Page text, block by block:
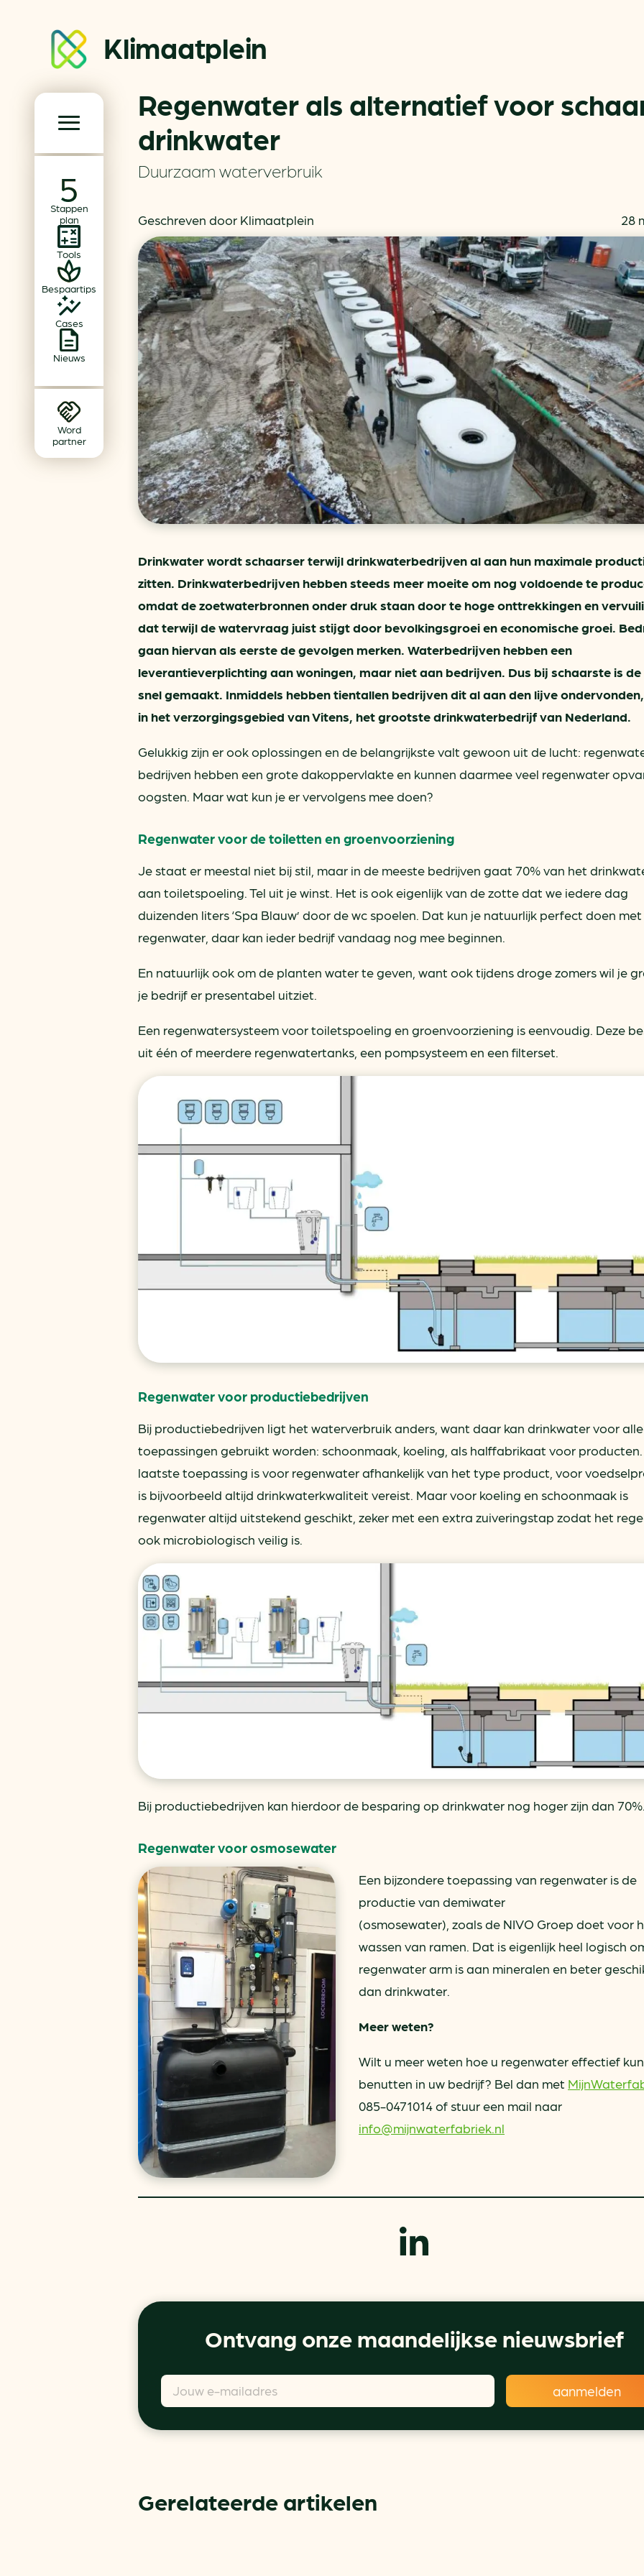
Klimaatplein
Stappen
plan
Tools
Bespaartips
Cases
Nieuws
Word
partner
Klimaatplein
Hoofd­navigatie
Partners
Word partner
Contact
Events
Nieuwsbrief
Dossiers
Achtergrond klimaatverandering
Beprijzing van CO2
Ondernemen zonder aardgas
Verduurzamen bedrijventerrein
Klimaattransitie op wijkniveau
Besparen
In je gebouw
Op vervoer
In de bedrijfsvoering
MKB energie
Terugverdien­tijden
Subsidiewijzer voor
Voorkomen van
Autobrandstof besparen
Verlichtingscan
Wegwijzers energie
Hergebruiken of
voor het MKB
Energie besparen op uw
Regenwater als alternatief voor
drinkwater
Duurzaam waterverbruik
Geschreven door Klimaatplein 28
Drinkwater wordt schaarser terwijl drinkwaterbedrijven al aan hun maximale
zitten. Drinkwaterbedrijven hebben steeds meer moeite om nog voldoende te
omdat de zoetwaterbronnen onder druk staan door te hoge onttrekkingen en
dat terwijl de watervraag juist stijgt door bevolkingsgroei en economische groei.
gaan hiervan als eerste de gevolgen merken. Waterbedrijven hebben een
leverantieverplichting aan woningen, maar niet aan bedrijven. Dus bij schaarste is de
snel gemaakt. Inmiddels hebben tientallen bedrijven dit al aan den lijve
in het verzorgingsgebied van Vitens, het grootste drinkwaterbedrijf van Nederland.
Gelukkig zijn er ook oplossingen en de belangrijkste valt gewoon uit de lucht:
bedrijven hebben een grote dakoppervlakte en kunnen daarmee veel regenwater
oogsten. Maar wat kun je er vervolgens mee doen?
Regenwater voor de toiletten en groenvoorziening
Je staat er meestal niet bij stil, maar in de meeste bedrijven gaat 70% van het
aan toiletspoeling. Tel uit je winst. Het is ook eigenlijk van de zotte dat we iedere dag
duizenden liters ‘Spa Blauw’ door de wc spoelen. Dat kun je natuurlijk perfect doen met
regenwater, daar kan ieder bedrijf vandaag nog mee beginnen.
En natuurlijk ook om de planten water te geven, want ook tijdens droge zomers wil je
je bedrijf er presentabel uitziet.
Een regenwatersysteem voor toiletspoeling en groenvoorziening is eenvoudig. Deze
uit één of meerdere regenwatertanks, een pompsysteem en een filterset.
Regenwater voor productiebedrijven
Bij productiebedrijven ligt het waterverbruik anders, want daar kan drinkwater voor
toepassingen gebruikt worden: schoonmaak, koeling, als halffabrikaat voor
laatste toepassing is voor regenwater afhankelijk van het type product, voor
is bijvoorbeeld altijd drinkwaterkwaliteit vereist. Maar voor koeling en schoonmaak is
regenwater altijd uitstekend geschikt, zeker met een extra zuiveringstap zodat het
ook microbiologisch veilig is.
Bij productiebedrijven kan hierdoor de besparing op drinkwater nog hoger zijn dan
Regenwater voor osmosewater
Een bijzondere toepassing van regenwater is de
productie van demiwater
(osmosewater), zoals de NIVO Groep doet voor
wassen van ramen. Dat is eigenlijk heel logisch
regenwater arm is aan mineralen en beter
dan drinkwater.
Meer weten?
Wilt u meer weten hoe u regenwater effectief
benutten in uw bedrijf? Bel dan met
085-0471014 of stuur een mail naar
info@mijnwaterfabriek.nl
Ontvang onze maandelijkse nieuwsbrief
Gerelateerde artikelen